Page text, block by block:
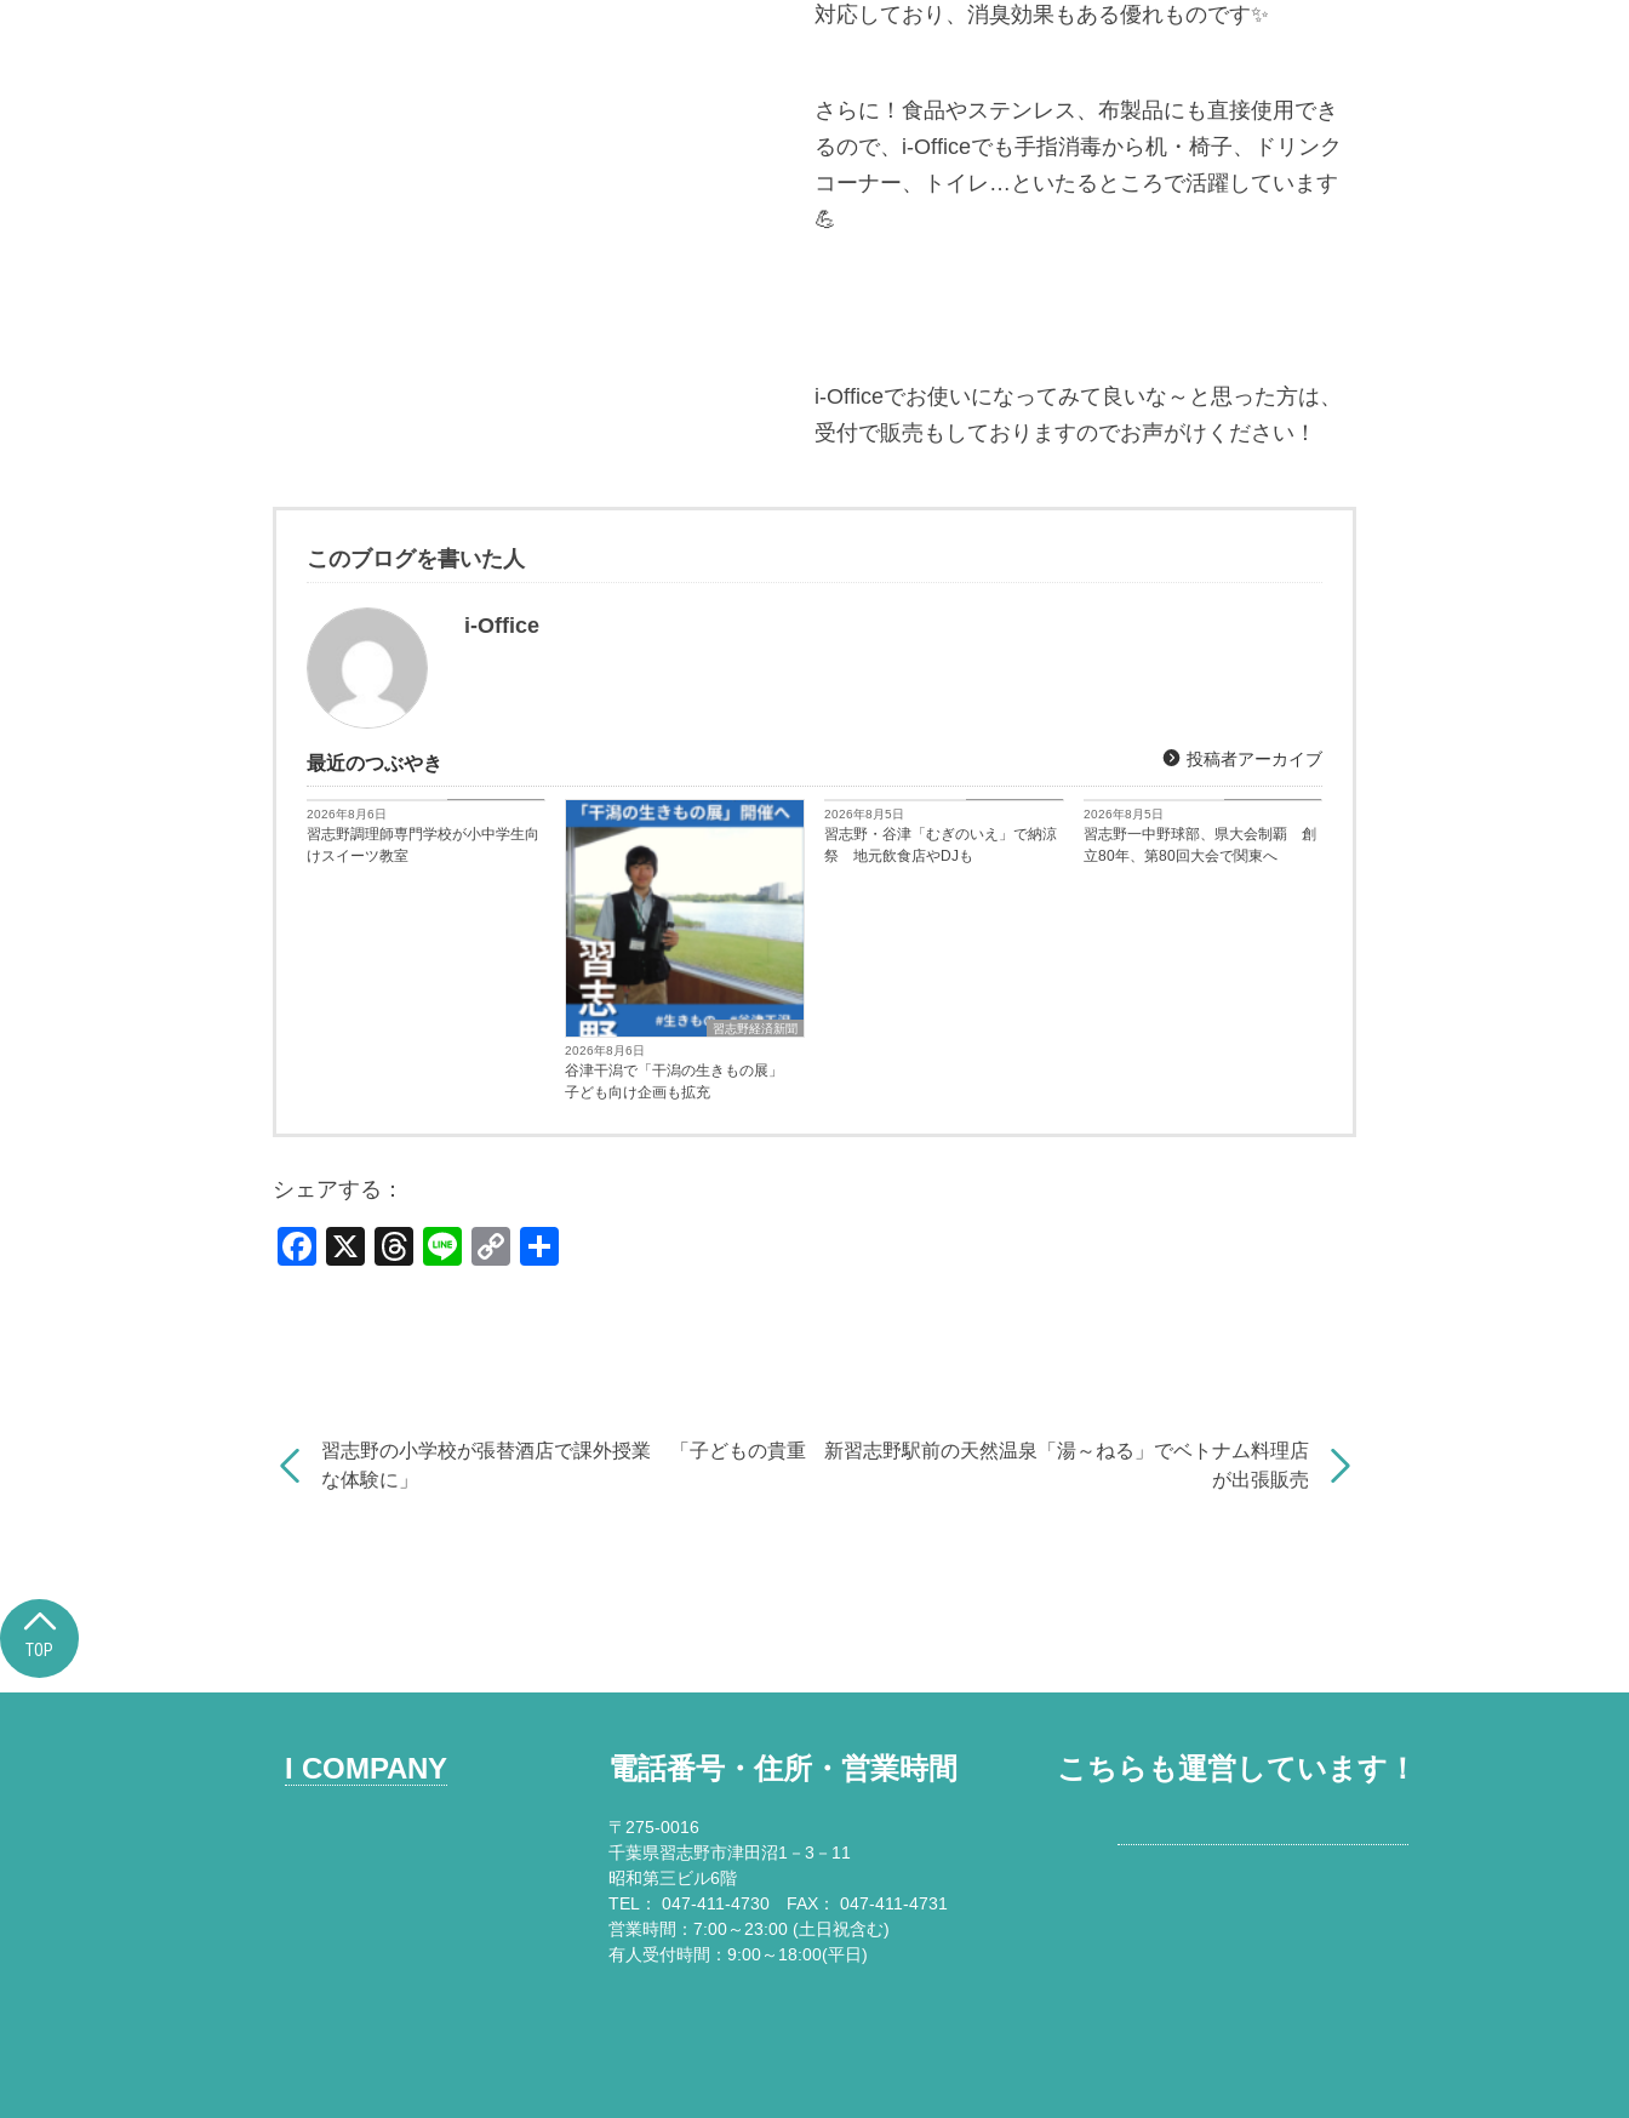
対応しており、消臭効果もある優れものです✨
さらに！食品やステンレス、布製品にも直接使用でき
るので、i-Officeでも手指消毒から机・椅子、ドリンク
コーナー、トイレ…といたるところで活躍しています
💪
i-Officeでお使いになってみて良いな～と思った方は、
受付で販売もしておりますのでお声がけください！
このブログを書いた人
i-Office
最近のつぶやき 投稿者アーカイブ
2026年8月6日
習志野調理師専門学校が小中学生向
けスイーツ教室
習志野経済新聞
2026年8月6日
谷津干潟で「干潟の生きもの展」
子ども向け企画も拡充
2026年8月5日
習志野・谷津「むぎのいえ」で納涼
祭 地元飲食店やDJも
2026年8月5日
習志野一中野球部、県大会制覇 創
立80年、第80回大会で関東へ
シェアする：
F
o
o
X
T
s
Li
C
n
習志野の小学校が張替酒店で課外授業 「子どもの貴重
な体験に」
新習志野駅前の天然温泉「湯～ねる」でベトナム料理店
が出張販売
TOP
I COMPANY 電話番号・住所・営業時間
〒275-0016
千葉県習志野市津田沼1－3－11
昭和第三ビル6階
TEL： 047-411-4730 FAX： 047-411-4731
営業時間：7:00～23:00 (土日祝含む)
有人受付時間：9:00～18:00(平日)
こちらも運営しています！